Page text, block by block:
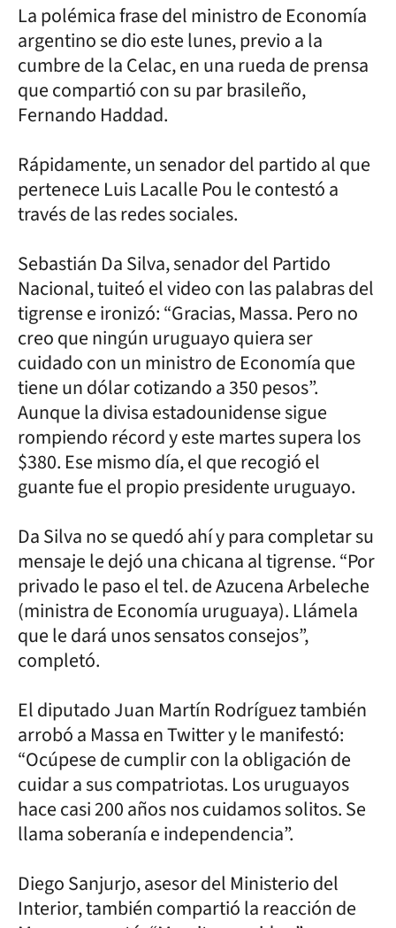
La polémica frase del ministro de Economía
argentino se dio este lunes, previo a la
cumbre de la Celac, en una rueda de prensa
que compartió con su par brasileño,
Fernando Haddad.
Rápidamente, un senador del partido al que
pertenece Luis Lacalle Pou le contestó a
través de las redes sociales.
Sebastián Da Silva, senador del Partido
Nacional, tuiteó el video con las palabras del
tigrense e ironizó: “Gracias, Massa. Pero no
creo que ningún uruguayo quiera ser
cuidado con un ministro de Economía que
tiene un dólar cotizando a 350 pesos”.
Aunque la divisa estadounidense sigue
rompiendo récord y este martes supera los
$380. Ese mismo día, el que recogió el
guante fue el propio presidente uruguayo.
Da Silva no se quedó ahí y para completar su
mensaje le dejó una chicana al tigrense. “Por
privado le paso el tel. de Azucena Arbeleche
(ministra de Economía uruguaya). Llámela
que le dará unos sensatos consejos”,
completó.
El diputado Juan Martín Rodríguez también
arrobó a Massa en Twitter y le manifestó:
“Ocúpese de cumplir con la obligación de
cuidar a sus compatriotas. Los uruguayos
hace casi 200 años nos cuidamos solitos. Se
llama soberanía e independencia”.
Diego Sanjurjo, asesor del Ministerio del
Interior, también compartió la reacción de